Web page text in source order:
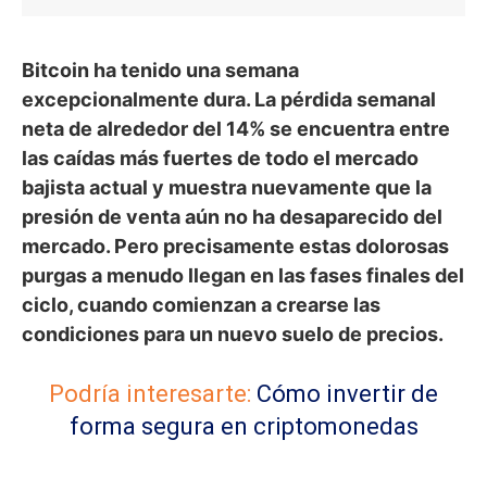
Bitcoin ha tenido una semana
excepcionalmente dura. La pérdida semanal
neta de alrededor del 14% se encuentra entre
las caídas más fuertes de todo el mercado
bajista actual y muestra nuevamente que la
presión de venta aún no ha desaparecido del
mercado. Pero precisamente estas dolorosas
purgas a menudo llegan en las fases finales del
ciclo, cuando comienzan a crearse las
condiciones para un nuevo suelo de precios.
Podría interesarte: Cómo invertir de
forma segura en criptomonedas